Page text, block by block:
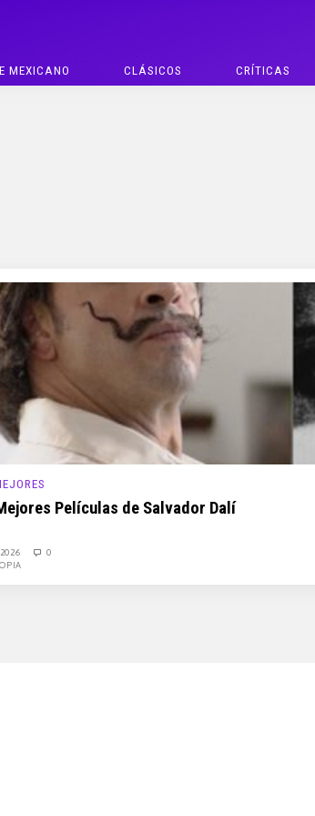
MEXICANO CLÁSICOS CRÍTICAS
Películas de Salvador Dalí
0